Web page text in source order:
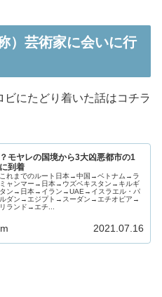
）芸術家に会いに行
にたどり着いた話はコチラ
モヤレの国境から3大凶悪都市の1
到着
れまでのルート日本→中国→ベトナム→ラ
ャンマー→日本→ウズベキスタン→キルギ
ン→日本→イラン→UAE→イスラエル・パ
ダン→エジプト→スーダン→エチオピア→
ランド→エチ...
2021.07.16